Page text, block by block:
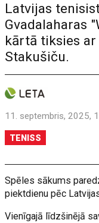
Latvijas
Gvadalaharas
kārtā tiksies
Stakušiču.
11. septembris, 2025,
TENISS
Spēles sākums
piektdienu pēc
Vienīgajā līdzšinējā